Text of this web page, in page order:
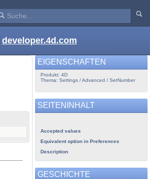
developer.4d.com
EIGENSCHAFTEN
Produkt: 4D
Thema: Settings / Advanced / SetNumber
SEITENINHALT
Accepted values
Equivalent option in Preferences
Description
GESCHICHTE